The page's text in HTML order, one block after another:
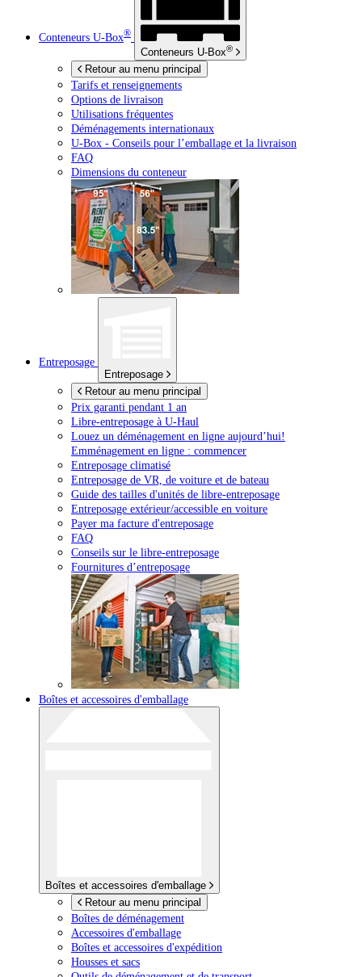
Conteneurs U-Box®
Conteneurs U-Box®
Retour au menu principal
Tarifs et renseignements
Options de livraison
Utilisations fréquentes
Déménagements internationaux
U-Box - Conseils pour l’emballage et la livraison
FAQ
Dimensions du conteneur
Entreposage
Entreposage
Retour au menu principal
Prix garanti pendant 1 an
Libre-entreposage à U-Haul
Louez un déménagement en ligne aujourd’hui!
Emménagement en ligne : commencer
Entreposage climatisé
Entreposage de VR, de voiture et de bateau
Guide des tailles d'unités de libre-entreposage
Entreposage extérieur/accessible en voiture
Payer ma facture d'entreposage
FAQ
Conseils sur le libre-entreposage
Fournitures d’entreposage
Boîtes et accessoires d'emballage
Boîtes et accessoires d'emballage
Retour au menu principal
Boîtes de déménagement
Accessoires d'emballage
Boîtes et accessoires d'expédition
Housses et sacs